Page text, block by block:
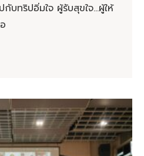
บทริปอิ่มใจ ผู้รับสุขใจ...ผู้ให้